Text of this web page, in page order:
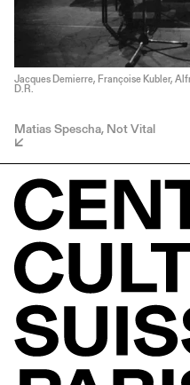
Jacques Demierre, Françoise Kubler,
D.R.
Matias Spescha, Not Vital